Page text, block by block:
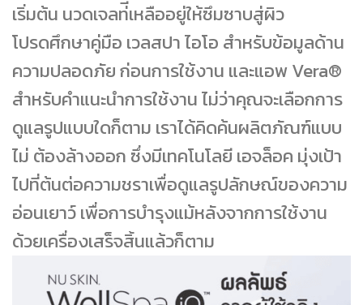
เริ่มต้น นวดเจลท่ีเหลืออยู่ให้ซึมซาบสู่ผิว
โปรดศึกษาคู่มือ เวลสปา ไอโอ สําหรับข้อมูลด้าน
ความปลอดภัย ก่อนการใช้งาน และแอพ Vera®
สําหรับคําแนะนําการใช้งาน ไม่ว่าคุณจะเลือกการ
ดูแลรูปแบบใดก็ตาม เราได้คิดค้นผลิตภัณฑ์แบบ
ไม่ ต้องล้างออก ซึ่งมีเทคโนโลยี เอจล็อค มุ่งเป้า
ไปที่ต้นต่อความชราเพื่อดูแลรูปลักษณ์ของความ
อ่อนเยาว์ เพื่อการบํารุงแม้หลังจากการใช้งาน
ด้วยเครื่องเสร็จสิ้นแล้วก็ตาม